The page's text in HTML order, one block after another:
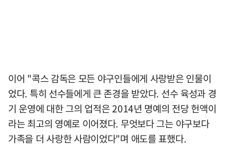
이어 "콕스 감독은 모든 야구인들에게 사랑받은 인물이
었다. 특히 선수들에게 큰 존경을 받았다. 선수 육성과 경
기 운영에 대한 그의 업적은 2014년 명예의 전당 헌액이
라는 최고의 영예로 이어졌다. 무엇보다 그는 야구보다
가족을 더 사랑한 사람이었다"며 애도를 표했다.